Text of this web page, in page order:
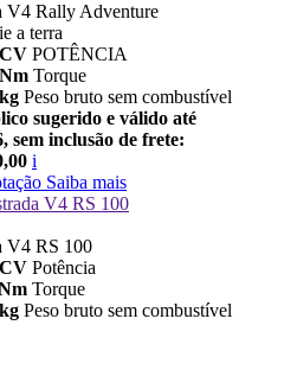
V4 Rally Adventure
a terra
POTÊNCIA
Torque
Peso bruto sem combustível
sugerido e válido até
sem inclusão de frete:
i
Saiba mais
V4 RS 100
V4 RS 100
Potência
Torque
Peso bruto sem combustível